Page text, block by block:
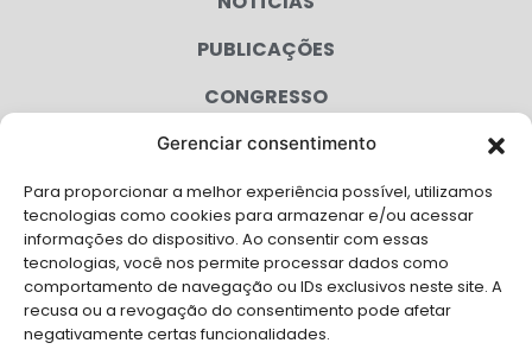
Gerenciar consentimento
Para proporcionar a melhor experiência possível, utilizamos
tecnologias como cookies para armazenar e/ou acessar
informações do dispositivo. Ao consentir com essas
tecnologias, você nos permite processar dados como
comportamento de navegação ou IDs exclusivos neste site. A
recusa ou a revogação do consentimento pode afetar
negativamente certas funcionalidades.
PUBLICAÇÕES
CONGRESSO
AGENDA
CAMPANHAS
SERVIÇOS
FILIADAS
LGPD